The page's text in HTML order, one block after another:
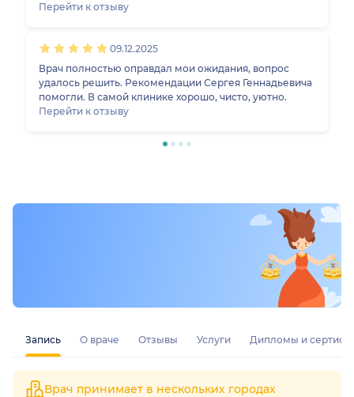
Запись О враче Отзывы Услуги Дипломы и
Врач принимает в нескольких городах
рекомендовать. Лечение, которое он назначил,
провели процедуру по поводу позвоночника. Боли
ушли полностью, сейчас человек здоров!
Перейти к отзыву
09.12.2025
Врач полностью оправдал мои ожидания, вопрос
удалось решить. Рекомендации Сергея Геннадьевича
помогли. В самой клинике хорошо, чисто, уютно.
Перейти к отзыву